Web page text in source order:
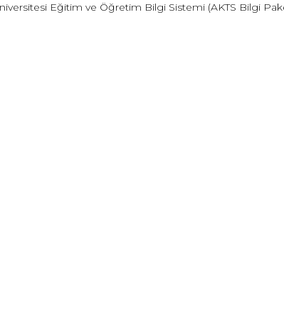
Eğitim ve Öğretim Bilgi Sistemi (AKTS Bilgi